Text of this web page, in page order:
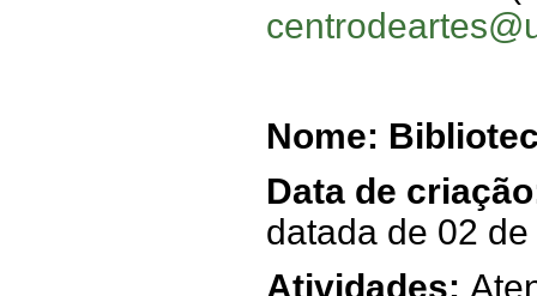
Nome:
Data de
datada de 02
Atividades: